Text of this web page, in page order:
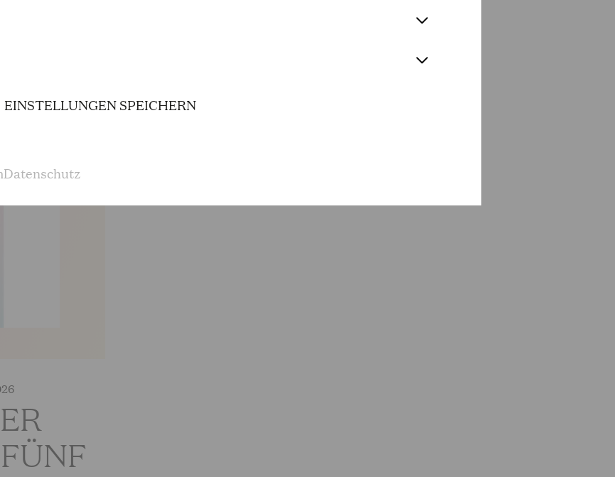
EINSTELLUNGEN SPEICHERN
Datenschutz